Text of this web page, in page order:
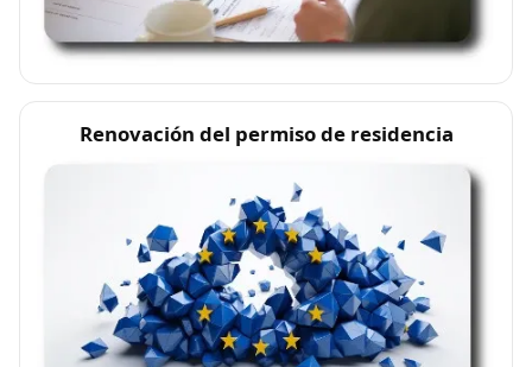
Renovación del permiso de residencia